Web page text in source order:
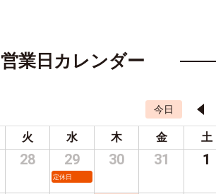
営業日カレンダー
今日
火 水 木 金 土
28 29
定休日
30 31 1